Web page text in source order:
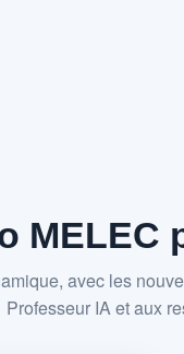
avec les
Professeur IA et aux